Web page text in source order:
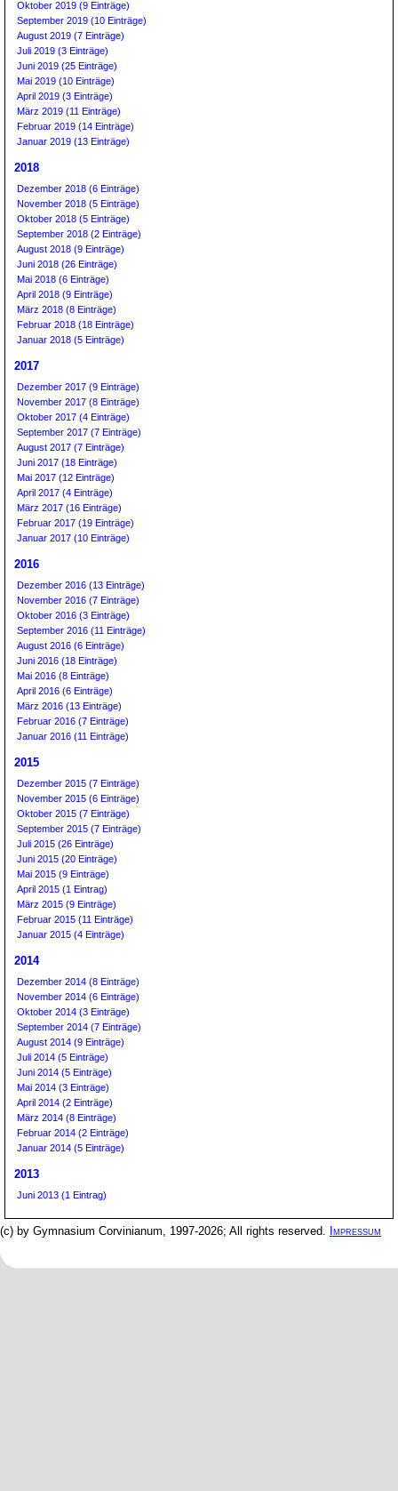
Oktober 2019 (9 Einträge)
September 2019 (10 Einträge)
August 2019 (7 Einträge)
Juli 2019 (3 Einträge)
Juni 2019 (25 Einträge)
Mai 2019 (10 Einträge)
April 2019 (3 Einträge)
März 2019 (11 Einträge)
Februar 2019 (14 Einträge)
Januar 2019 (13 Einträge)
2018
Dezember 2018 (6 Einträge)
November 2018 (5 Einträge)
Oktober 2018 (5 Einträge)
September 2018 (2 Einträge)
August 2018 (9 Einträge)
Juni 2018 (26 Einträge)
Mai 2018 (6 Einträge)
April 2018 (9 Einträge)
März 2018 (8 Einträge)
Februar 2018 (18 Einträge)
Januar 2018 (5 Einträge)
2017
Dezember 2017 (9 Einträge)
November 2017 (8 Einträge)
Oktober 2017 (4 Einträge)
September 2017 (7 Einträge)
August 2017 (7 Einträge)
Juni 2017 (18 Einträge)
Mai 2017 (12 Einträge)
April 2017 (4 Einträge)
März 2017 (16 Einträge)
Februar 2017 (19 Einträge)
Januar 2017 (10 Einträge)
2016
Dezember 2016 (13 Einträge)
November 2016 (7 Einträge)
Oktober 2016 (3 Einträge)
September 2016 (11 Einträge)
August 2016 (6 Einträge)
Juni 2016 (18 Einträge)
Mai 2016 (8 Einträge)
April 2016 (6 Einträge)
März 2016 (13 Einträge)
Februar 2016 (7 Einträge)
Januar 2016 (11 Einträge)
2015
Dezember 2015 (7 Einträge)
November 2015 (6 Einträge)
Oktober 2015 (7 Einträge)
September 2015 (7 Einträge)
Juli 2015 (26 Einträge)
Juni 2015 (20 Einträge)
Mai 2015 (9 Einträge)
April 2015 (1 Eintrag)
März 2015 (9 Einträge)
Februar 2015 (11 Einträge)
Januar 2015 (4 Einträge)
2014
Dezember 2014 (8 Einträge)
November 2014 (6 Einträge)
Oktober 2014 (3 Einträge)
September 2014 (7 Einträge)
August 2014 (9 Einträge)
Juli 2014 (5 Einträge)
Juni 2014 (5 Einträge)
Mai 2014 (3 Einträge)
April 2014 (2 Einträge)
März 2014 (8 Einträge)
Februar 2014 (2 Einträge)
Januar 2014 (5 Einträge)
2013
Juni 2013 (1 Eintrag)
(c) by Gymnasium Corvinianum, 1997-2026; All rights reserved. Impressum